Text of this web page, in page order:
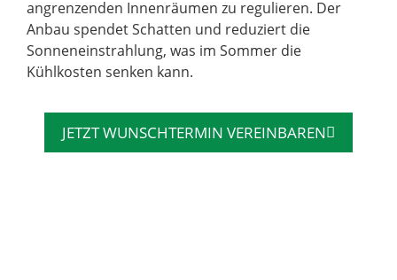
angrenzenden Innenräumen zu regulieren. Der
Anbau spendet Schatten und reduziert die
Sonneneinstrahlung, was im Sommer die
Kühlkosten senken kann.
JETZT WUNSCHTERMIN VEREINBAREN